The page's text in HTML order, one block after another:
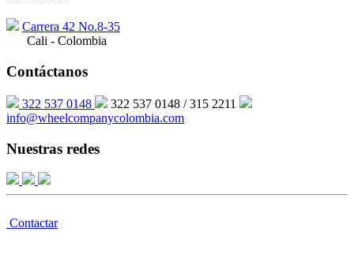
Carrera 42 No.8-35
Cali - Colombia
Contáctanos
322 537 0148
322 537 0148 / 315 2211
info@wheelcompanycolombia.com
Nuestras redes
Contactar